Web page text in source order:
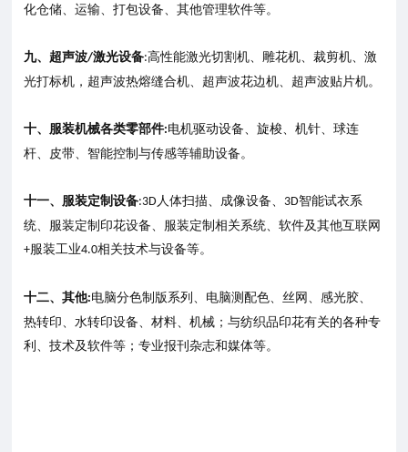
化仓储、运输、打包设备、其他管理软件等。
九、超声波/激光设备:高性能激光切割机、雕花机、裁剪机、激
光打标机，超声波热熔缝合机、超声波花边机、超声波贴片机。
十、服装机械各类零部件:电机驱动设备、旋梭、机针、球连
杆、皮带、智能控制与传感等辅助设备。
十一、服装定制设备:3D 人体扫描、成像设备、 3D智能试衣系
统、服装定制印花设备、服装定制相关系统、软件及其他互联网
+服装工业4.0相关技术与设备等。
十二、其他:电脑分色制版系列、电脑测配色、丝网、感光胶、
热转印、水转印设备、材料、机械；与纺织品印花有关的各种专
利、技术及软件等；专业报刊杂志和媒体等。